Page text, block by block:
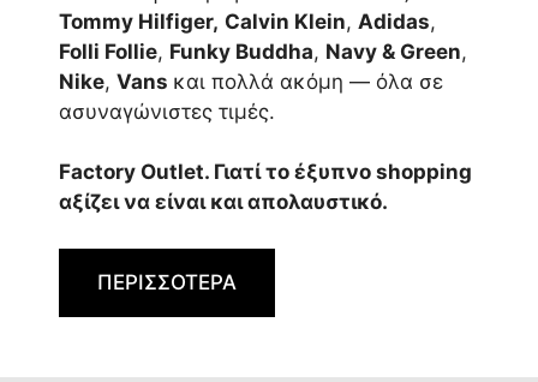
Tommy Hilfiger, Calvin Klein, Adidas,
Folli Follie, Funky Buddha, Navy & Green,
Nike, Vans και πολλά ακόμη — όλα σε
ασυναγώνιστες τιμές.
Factory Outlet. Γιατί το έξυπνο shopping
αξίζει να είναι και απολαυστικό.
ΠΕΡΙΣΣΟΤΕΡΑ